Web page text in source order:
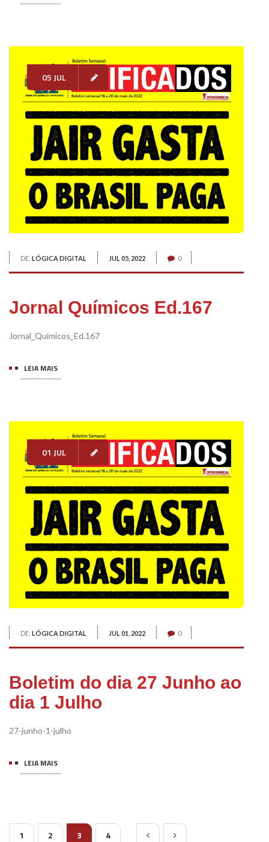
05 JUL
DE: LÓGICA DIGITAL JUL 05, 2022 0
Jornal Químicos Ed.167
Jornal_Quimicos_Ed.167
LEIA MAIS
01 JUL
DE: LÓGICA DIGITAL JUL 01, 2022 0
Boletim do dia 27 Junho ao
dia 1 Julho
27-junho-1-julho
LEIA MAIS
1 2 3 4